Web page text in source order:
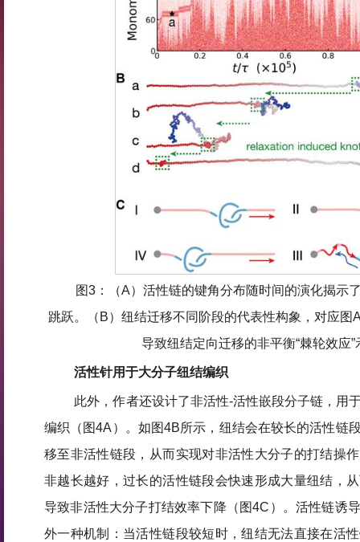
图3：（A）活性链的键角分布随时间的演化揭示
跳跃。（B）纽结迁移不同阶段的代表性构象，对应图
导致纽结定向迁移的非平衡“棘轮效应”
活性针用于大分子纽结编织
此外，作者还设计了非活性-活性嵌段分子链，用
编织（图4A）。如图4B所示，纽结会在较长的活性链
移至非活性链段，从而实现对非活性大分子的打结操
非越长越好，过长的活性链段会快速形成大量纽结，
导致非活性大分子打结效率下降（图4C）。活性链诱
外一种机制：当活性链段较短时，纽结无法直接在活